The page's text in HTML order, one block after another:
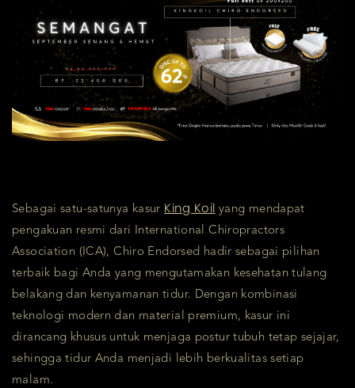
Sebagai satu-satunya kasur King Koil yang mendapat
pengakuan resmi dari International Chiropractors
Association (ICA), Chiro Endorsed hadir sebagai pilihan
terbaik bagi Anda yang mengutamakan kesehatan tulang
belakang dan kenyamanan tidur. Dengan kombinasi
teknologi modern dan material premium, kasur ini
dirancang khusus untuk menjaga postur tubuh tetap sejajar,
sehingga tidur Anda menjadi lebih berkualitas setiap
malam.